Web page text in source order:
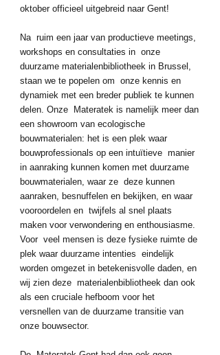
oktober officieel uitgebreid naar Gent!
Na  ruim een jaar van productieve meetings,
workshops en consultaties in  onze
duurzame materialenbibliotheek in Brussel,
staan we te popelen om  onze kennis en
dynamiek met een breder publiek te kunnen
delen. Onze  Materatek is namelijk meer dan
een showroom van ecologische
bouwmaterialen: het is een plek waar
bouwprofessionals op een intuïtieve  manier
in aanraking kunnen komen met duurzame
bouwmaterialen, waar ze  deze kunnen
aanraken, besnuffelen en bekijken, en waar
vooroordelen en  twijfels al snel plaats
maken voor verwondering en enthousiasme.
Voor  veel mensen is deze fysieke ruimte de
plek waar duurzame intenties  eindelijk
worden omgezet in betekenisvolle daden, en
wij zien deze  materialenbibliotheek dan ook
als een cruciale hefboom voor het
versnellen van de duurzame transitie van
onze bouwsector.